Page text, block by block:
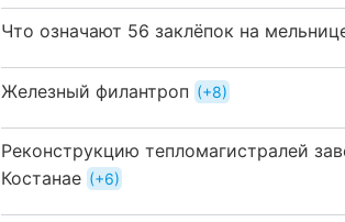
Что означают 56 заклёпок на
Железный филантроп +8
Реконструкцию тепломагистралей
Костанае
+6